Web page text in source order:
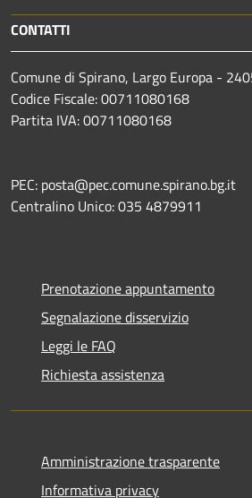
CONTATTI
Comune di Spirano, Largo Europa -
Codice Fiscale: 00711080168
Partita IVA: 00711080168
PEC: posta@pec.comune.spirano.bg.it
Centralino Unico: 035 4879911
Prenotazione appuntamento
Segnalazione disservizio
Leggi le FAQ
Richiesta assistenza
Amministrazione trasparente
Informativa privacy